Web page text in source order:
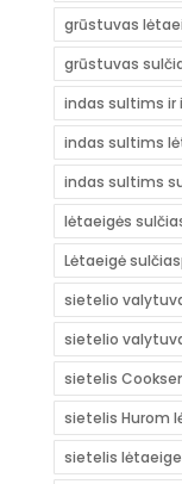
grūstuvas
grūstuvas
indas sultims ir
indas sultims
indas sultims
lėtaeigės
Lėtaeigė
sietelio
sietelio
sietelis
sietelis Hurom
sietelis